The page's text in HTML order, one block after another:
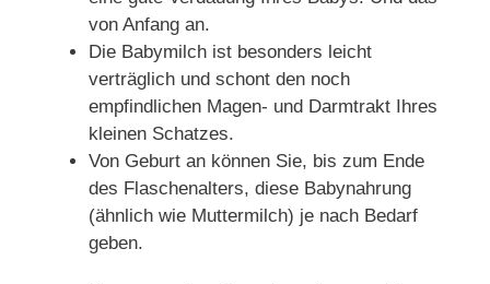
von Anfang an.
Die Babymilch ist besonders leicht
verträglich und schont den noch
empfindlichen Magen- und Darmtrakt Ihres
kleinen Schatzes.
Von Geburt an können Sie, bis zum Ende
des Flaschenalters, diese Babynahrung
(ähnlich wie Muttermilch) je nach Bedarf
geben.